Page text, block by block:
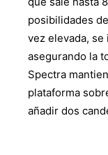
posibilidades
vez elevada,
asegurando la
Spectra
plataforma
añadir dos